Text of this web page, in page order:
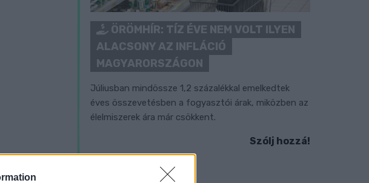
ÖRÖMHÍR: TÍZ ÉVE NEM VOLT ILYEN
ALACSONY AZ INFLÁCIÓ
MAGYARORSZÁGON
Júliusban mindössze 1,2 százalékkal emelkedtek
éves összevetésben a fogyasztói árak, miközben az
élelmiszerek ára már csökkent.
Szólj hozzá!